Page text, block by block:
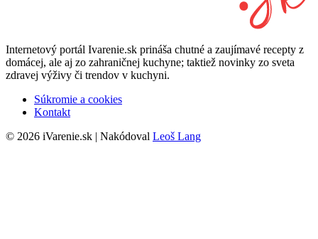
Internetový portál Ivarenie.sk prináša chutné a zaujímavé recepty z
domácej, ale aj zo zahraničnej kuchyne; taktiež novinky zo sveta
zdravej výživy či trendov v kuchyni.
Súkromie a cookies
Kontakt
© 2026 iVarenie.sk | Nakódoval Leoš Lang